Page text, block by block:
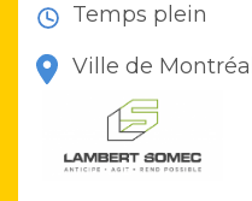
Temps plein
Ville de Montréal